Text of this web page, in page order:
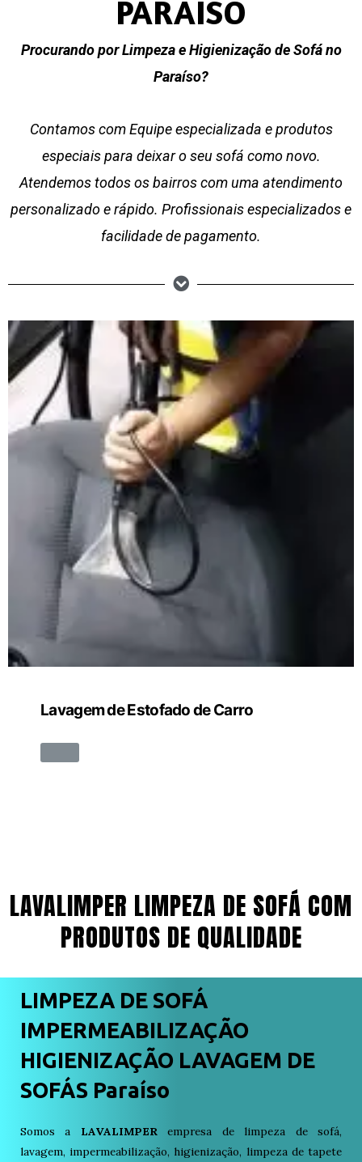
PARAÍSO
Procurando por Limpeza e Higienização de Sofá no
Paraíso?
Contamos com Equipe especializada e produtos
especiais para deixar o seu sofá como novo.
Atendemos todos os bairros com uma atendimento
personalizado e rápido. Profissionais especializados e
facilidade de pagamento.
Lavagem de Estofado de Carro
LAVALIMPER LIMPEZA DE SOFÁ COM
PRODUTOS DE QUALIDADE
LIMPEZA DE SOFÁ
IMPERMEABILIZAÇÃO
HIGIENIZAÇÃO LAVAGEM DE
SOFÁS Paraíso
Somos a LAVALIMPERempresa de limpeza de sofá,
lavagem, impermeabilização, higienização, limpeza de tapete